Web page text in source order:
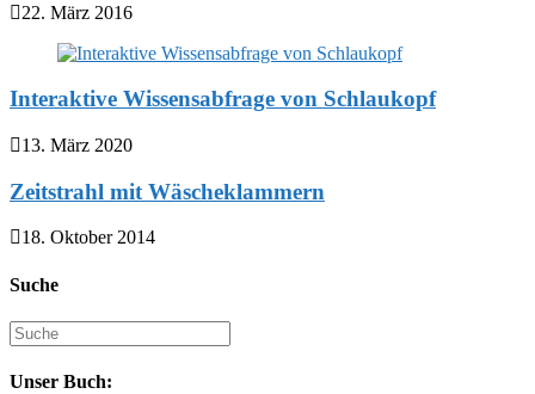
22. März 2016
Interaktive Wissensabfrage von Schlaukopf
13. März 2020
Zeitstrahl mit Wäscheklammern
18. Oktober 2014
Suche
Suche
nach:
Unser Buch: